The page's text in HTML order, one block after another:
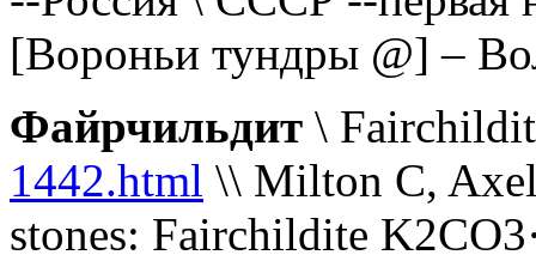
[Вороньи тундры @] –
Файрчильдит \
1442.html \\ Milton C,
stones: Fairchildite